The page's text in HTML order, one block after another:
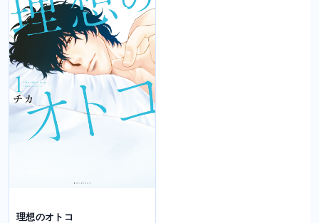
理想のオトコ